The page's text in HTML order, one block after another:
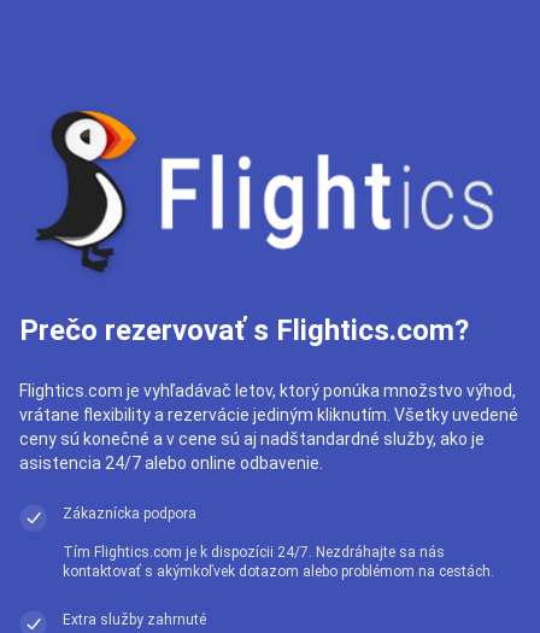
Prečo rezervovať s Flightics.com?
Flightics.com je vyhľadávač letov, ktorý ponúka množstvo výhod,
vrátane flexibility a rezervácie jediným kliknutím. Všetky uvedené
ceny sú konečné a v cene sú aj nadštandardné služby, ako je
asistencia 24/7 alebo online odbavenie.
Zákaznícka podpora
Tím Flightics.com je k dispozícii 24/7. Nezdráhajte sa nás
kontaktovať s akýmkoľvek dotazom alebo problémom na cestách.
Extra služby zahrnuté